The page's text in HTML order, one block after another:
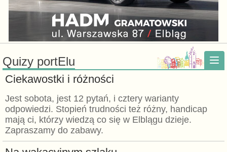
Quizy portElu
Ciekawostki i różności
Jest sobota, jest 12 pytań, i cztery warianty
odpowiedzi. Stopień trudności też różny, handicap
mają ci, którzy wiedzą co się w Elblągu dzieje.
Zapraszamy do zabawy.